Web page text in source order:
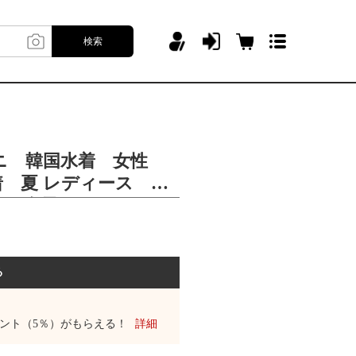
検索
韓国水着 女性
夏 レディース か
ト（5％）がもらえる！ 詳細